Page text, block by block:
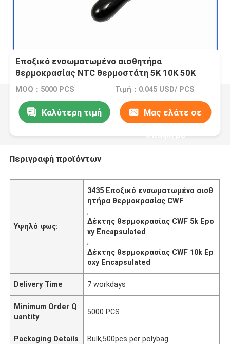
Εποξικό ενσωματωμένο αισθητήρα
θερμοκρασίας NTC θερμοστάτη 5K 10K 50K
100K 3435 3950 αισθητήρας PVC με τερματικά
MOQ：5000 PCS Τιμή：0.045 USD/ PCS
Καλύτερη τιμή Μας ελάτε σε
επαφή με
Περιγραφή προϊόντων
Υψηλό φως:
3435 Εποξικό ενσωματωμένο αισθ
ητήρα θερμοκρασίας CWF
,
Δέκτης θερμοκρασίας CWF 5k Epo
xy Encapsulated
,
Δέκτης θερμοκρασίας CWF 10k Ep
oxy Encapsulated
Delivery Time 7 workdays
Minimum Order Q
uantity
5000 PCS
Packaging Details Bulk,500pcs per polybag